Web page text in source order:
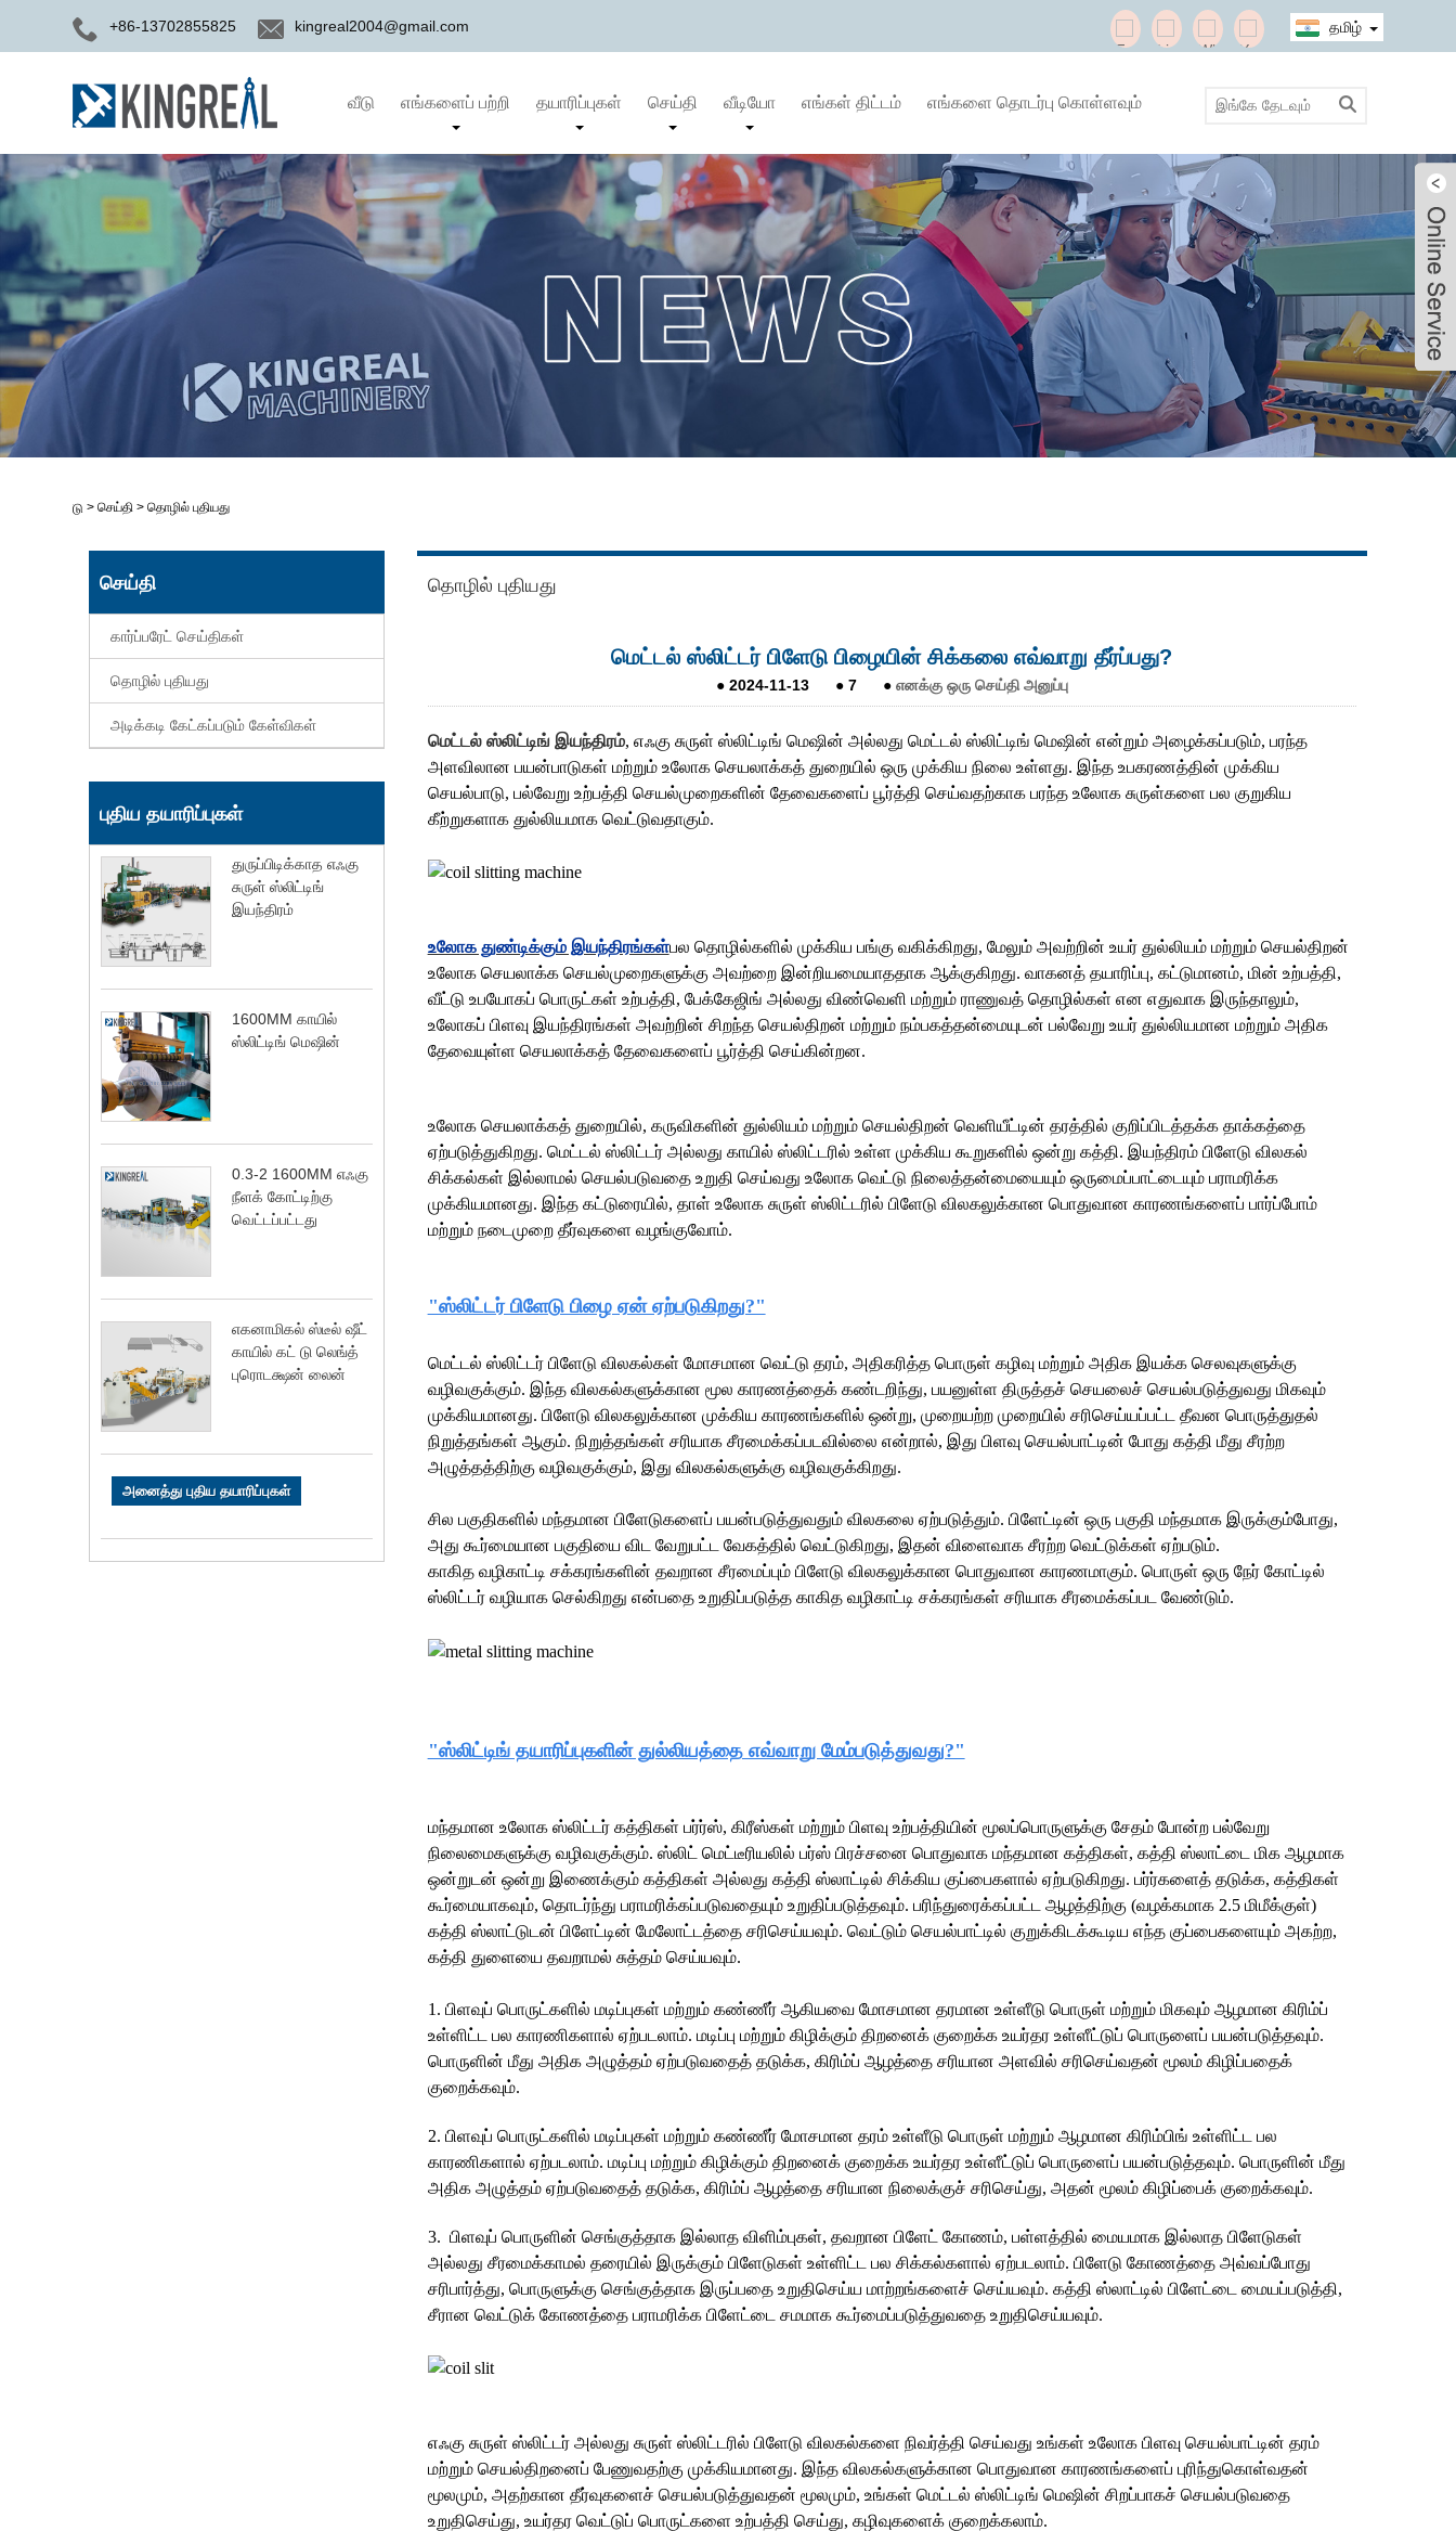
+86-13702855825 kingreal2004@gmail.com தமிழ்
வீடு எங்களைப் பற்றி தயாரிப்புகள் செய்தி வீடியோ எங்கள் திட்டம் எங்களை தொடர்பு கொள்ளவும்
வீடு > செய்தி > தொழில் புதியது
செய்தி
கார்ப்பரேட் செய்திகள்
தொழில் புதியது
அடிக்கடி கேட்கப்படும் கேள்விகள்
புதிய தயாரிப்புகள்
துருப்பிடிக்காத எஃகு
சுருள் ஸ்லிட்டிங்
இயந்திரம்
1600MM காயில்
ஸ்லிட்டிங் மெஷின்
0.3-2 1600MM எஃகு
நீளக் கோட்டிற்கு
வெட்டப்பட்டது
எகனாமிகல் ஸ்டீல் ஷீட்
காயில் கட் டு லெங்த்
புரொடக்ஷன் லைன்
அனைத்து புதிய தயாரிப்புகள்
தொழில் புதியது
மெட்டல் ஸ்லிட்டர் பிளேடு பிழையின் சிக்கலை எவ்வாறு தீர்ப்பது?
● 2024-11-13 ● 7 ● எனக்கு ஒரு செய்தி அனுப்பு
மெட்டல் ஸ்லிட்டிங் இயந்திரம், எஃகு சுருள் ஸ்லிட்டிங் மெஷின் அல்லது மெட்டல் ஸ்லிட்டிங் மெஷின் என்றும் அழைக்கப்படும், பரந்த
அளவிலான பயன்பாடுகள் மற்றும் உலோக செயலாக்கத் துறையில் ஒரு முக்கிய நிலை உள்ளது. இந்த உபகரணத்தின் முக்கிய
செயல்பாடு, பல்வேறு உற்பத்தி செயல்முறைகளின் தேவைகளைப் பூர்த்தி செய்வதற்காக பரந்த உலோக சுருள்களை பல குறுகிய
கீற்றுகளாக துல்லியமாக வெட்டுவதாகும்.
உலோக துண்டிக்கும் இயந்திரங்கள்பல தொழில்களில் முக்கிய பங்கு வகிக்கிறது, மேலும் அவற்றின் உயர் துல்லியம் மற்றும் செயல்திறன்
உலோக செயலாக்க செயல்முறைகளுக்கு அவற்றை இன்றியமையாததாக ஆக்குகிறது. வாகனத் தயாரிப்பு, கட்டுமானம், மின் உற்பத்தி,
வீட்டு உபயோகப் பொருட்கள் உற்பத்தி, பேக்கேஜிங் அல்லது விண்வெளி மற்றும் ராணுவத் தொழில்கள் என எதுவாக இருந்தாலும்,
உலோகப் பிளவு இயந்திரங்கள் அவற்றின் சிறந்த செயல்திறன் மற்றும் நம்பகத்தன்மையுடன் பல்வேறு உயர் துல்லியமான மற்றும் அதிக
தேவையுள்ள செயலாக்கத் தேவைகளைப் பூர்த்தி செய்கின்றன.
உலோக செயலாக்கத் துறையில், கருவிகளின் துல்லியம் மற்றும் செயல்திறன் வெளியீட்டின் தரத்தில் குறிப்பிடத்தக்க தாக்கத்தை
ஏற்படுத்துகிறது. மெட்டல் ஸ்லிட்டர் அல்லது காயில் ஸ்லிட்டரில் உள்ள முக்கிய கூறுகளில் ஒன்று கத்தி. இயந்திரம் பிளேடு விலகல்
சிக்கல்கள் இல்லாமல் செயல்படுவதை உறுதி செய்வது உலோக வெட்டு நிலைத்தன்மையையும் ஒருமைப்பாட்டையும் பராமரிக்க
முக்கியமானது. இந்த கட்டுரையில், தாள் உலோக சுருள் ஸ்லிட்டரில் பிளேடு விலகலுக்கான பொதுவான காரணங்களைப் பார்ப்போம்
மற்றும் நடைமுறை தீர்வுகளை வழங்குவோம்.
"ஸ்லிட்டர் பிளேடு பிழை ஏன் ஏற்படுகிறது?"
மெட்டல் ஸ்லிட்டர் பிளேடு விலகல்கள் மோசமான வெட்டு தரம், அதிகரித்த பொருள் கழிவு மற்றும் அதிக இயக்க செலவுகளுக்கு
வழிவகுக்கும். இந்த விலகல்களுக்கான மூல காரணத்தைக் கண்டறிந்து, பயனுள்ள திருத்தச் செயலைச் செயல்படுத்துவது மிகவும்
முக்கியமானது. பிளேடு விலகலுக்கான முக்கிய காரணங்களில் ஒன்று, முறையற்ற முறையில் சரிசெய்யப்பட்ட தீவன பொருத்துதல்
நிறுத்தங்கள் ஆகும். நிறுத்தங்கள் சரியாக சீரமைக்கப்படவில்லை என்றால், இது பிளவு செயல்பாட்டின் போது கத்தி மீது சீரற்ற
அழுத்தத்திற்கு வழிவகுக்கும், இது விலகல்களுக்கு வழிவகுக்கிறது.
சில பகுதிகளில் மந்தமான பிளேடுகளைப் பயன்படுத்துவதும் விலகலை ஏற்படுத்தும். பிளேட்டின் ஒரு பகுதி மந்தமாக இருக்கும்போது, ​​​​
அது கூர்மையான பகுதியை விட வேறுபட்ட வேகத்தில் வெட்டுகிறது, இதன் விளைவாக சீரற்ற வெட்டுக்கள் ஏற்படும்.
காகித வழிகாட்டி சக்கரங்களின் தவறான சீரமைப்பும் பிளேடு விலகலுக்கான பொதுவான காரணமாகும். பொருள் ஒரு நேர் கோட்டில்
ஸ்லிட்டர் வழியாக செல்கிறது என்பதை உறுதிப்படுத்த காகித வழிகாட்டி சக்கரங்கள் சரியாக சீரமைக்கப்பட வேண்டும்.
"ஸ்லிட்டிங் தயாரிப்புகளின் துல்லியத்தை எவ்வாறு மேம்படுத்துவது?"
மந்தமான உலோக ஸ்லிட்டர் கத்திகள் பர்ர்ஸ், கிரீஸ்கள் மற்றும் பிளவு உற்பத்தியின் மூலப்பொருளுக்கு சேதம் போன்ற பல்வேறு
நிலைமைகளுக்கு வழிவகுக்கும். ஸ்லிட் மெட்டீரியலில் பர்ஸ் பிரச்சனை பொதுவாக மந்தமான கத்திகள், கத்தி ஸ்லாட்டை மிக ஆழமாக
ஒன்றுடன் ஒன்று இணைக்கும் கத்திகள் அல்லது கத்தி ஸ்லாட்டில் சிக்கிய குப்பைகளால் ஏற்படுகிறது. பர்ர்களைத் தடுக்க, கத்திகள்
கூர்மையாகவும், தொடர்ந்து பராமரிக்கப்படுவதையும் உறுதிப்படுத்தவும். பரிந்துரைக்கப்பட்ட ஆழத்திற்கு (வழக்கமாக 2.5 மிமீக்குள்)
கத்தி ஸ்லாட்டுடன் பிளேட்டின் மேலோட்டத்தை சரிசெய்யவும். வெட்டும் செயல்பாட்டில் குறுக்கிடக்கூடிய எந்த குப்பைகளையும் அகற்ற,
கத்தி துளையை தவறாமல் சுத்தம் செய்யவும்.
1. பிளவுப் பொருட்களில் மடிப்புகள் மற்றும் கண்ணீர் ஆகியவை மோசமான தரமான உள்ளீடு பொருள் மற்றும் மிகவும் ஆழமான கிரிம்ப்
உள்ளிட்ட பல காரணிகளால் ஏற்படலாம். மடிப்பு மற்றும் கிழிக்கும் திறனைக் குறைக்க உயர்தர உள்ளீட்டுப் பொருளைப் பயன்படுத்தவும்.
பொருளின் மீது அதிக அழுத்தம் ஏற்படுவதைத் தடுக்க, கிரிம்ப் ஆழத்தை சரியான அளவில் சரிசெய்வதன் மூலம் கிழிப்பதைக்
குறைக்கவும்.
2. பிளவுப் பொருட்களில் மடிப்புகள் மற்றும் கண்ணீர் மோசமான தரம் உள்ளீடு பொருள் மற்றும் ஆழமான கிரிம்பிங் உள்ளிட்ட பல
காரணிகளால் ஏற்படலாம். மடிப்பு மற்றும் கிழிக்கும் திறனைக் குறைக்க உயர்தர உள்ளீட்டுப் பொருளைப் பயன்படுத்தவும். பொருளின் மீது
அதிக அழுத்தம் ஏற்படுவதைத் தடுக்க, கிரிம்ப் ஆழத்தை சரியான நிலைக்குச் சரிசெய்து, அதன் மூலம் கிழிப்பைக் குறைக்கவும்.
3. பிளவுப் பொருளின் செங்குத்தாக இல்லாத விளிம்புகள், தவறான பிளேட் கோணம், பள்ளத்தில் மையமாக இல்லாத பிளேடுகள்
அல்லது சீரமைக்காமல் தரையில் இருக்கும் பிளேடுகள் உள்ளிட்ட பல சிக்கல்களால் ஏற்படலாம். பிளேடு கோணத்தை அவ்வப்போது
சரிபார்த்து, பொருளுக்கு செங்குத்தாக இருப்பதை உறுதிசெய்ய மாற்றங்களைச் செய்யவும். கத்தி ஸ்லாட்டில் பிளேட்டை மையப்படுத்தி,
சீரான வெட்டுக் கோணத்தை பராமரிக்க பிளேட்டை சமமாக கூர்மைப்படுத்துவதை உறுதிசெய்யவும்.
எஃகு சுருள் ஸ்லிட்டர் அல்லது சுருள் ஸ்லிட்டரில் பிளேடு விலகல்களை நிவர்த்தி செய்வது உங்கள் உலோக பிளவு செயல்பாட்டின் தரம்
மற்றும் செயல்திறனைப் பேணுவதற்கு முக்கியமானது. இந்த விலகல்களுக்கான பொதுவான காரணங்களைப் புரிந்துகொள்வதன்
மூலமும், அதற்கான தீர்வுகளைச் செயல்படுத்துவதன் மூலமும், உங்கள் மெட்டல் ஸ்லிட்டிங் மெஷின் சிறப்பாகச் செயல்படுவதை
உறுதிசெய்து, உயர்தர வெட்டுப் பொருட்களை உற்பத்தி செய்து, கழிவுகளைக் குறைக்கலாம்.